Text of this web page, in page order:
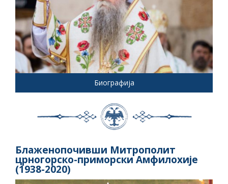
Биографија
Блаженопочивши Митрополит
црногорско-приморски Амфилохије
(1938-2020)